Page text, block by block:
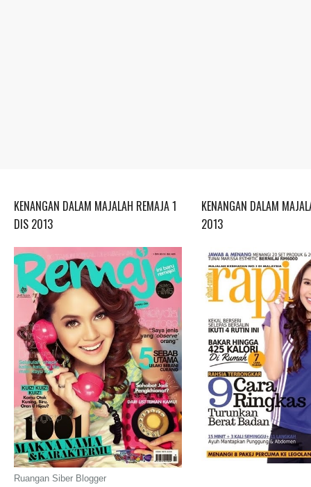
KENANGAN DALAM MAJALAH REMAJA 1
DIS 2013
Ruangan Siber Blogger
KENANGAN DALAM
2013